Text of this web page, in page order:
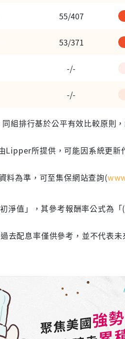
55/407
53/371
-/-
-/-
組排行基於公平有效比較原則
Lipper所提供，可能因系統更新
料為準，可至集保網站查詢(
淨值」，其參考報酬率公式為
去配息率僅供參考，並不代表